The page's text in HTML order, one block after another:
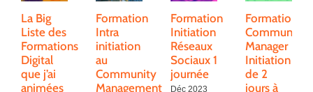
La Big
Liste des
Formations
Digital
que j’ai
animées
Formation
Intra
initiation
au
Community
Management
Formation
Initiation
Réseaux
Sociaux 1
journée
Déc 2023
Formation
Community
Manager
Initiation
de 2
jours à